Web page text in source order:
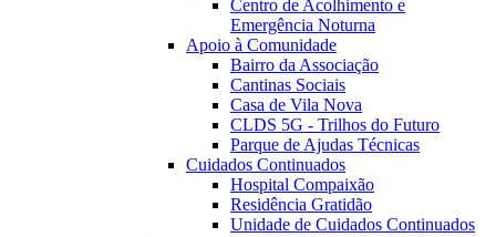
Centro de Acolhimento e
Emergência Noturna
Apoio à Comunidade
Bairro da Associação
Cantinas Sociais
Casa de Vila Nova
CLDS 5G - Trilhos do Futuro
Parque de Ajudas Técnicas
Cuidados Continuados
Hospital Compaixão
Residência Gratidão
Unidade de Cuidados Continuados